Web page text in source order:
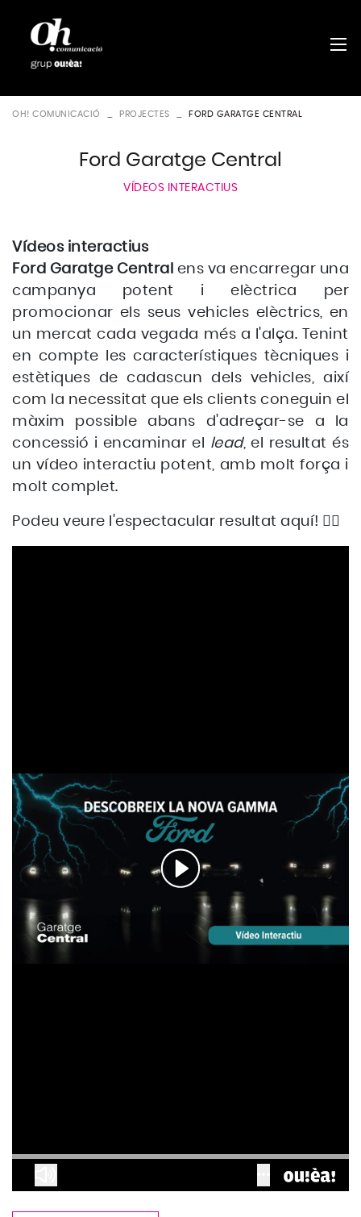
OH! COMUNICACIÓ PROJECTES FORD GARATGE CENTRAL
Ford Garatge Central
VÍDEOS INTERACTIUS
Vídeos interactius
Ford Garatge Central ens va encarregar una
campanya potent i elèctrica per
promocionar els seus vehicles elèctrics, en
un mercat cada vegada més a l'alça. Tenint
en compte les característiques tècniques i
estètiques de cadascun dels vehicles, així
com la necessitat que els clients coneguin el
màxim possible abans d'adreçar-se a la
concessió i encaminar el lead, el resultat és
un vídeo interactiu potent, amb molt força i
molt complet.
Podeu veure l'espectacular resultat aquí! 👇🏻